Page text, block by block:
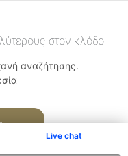
Live chat
στον κλάδο
αναζήτησης.